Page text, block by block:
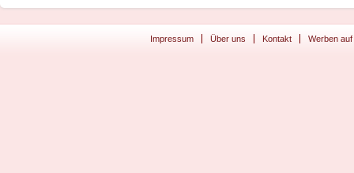
Impressum Über uns Kontakt Werben